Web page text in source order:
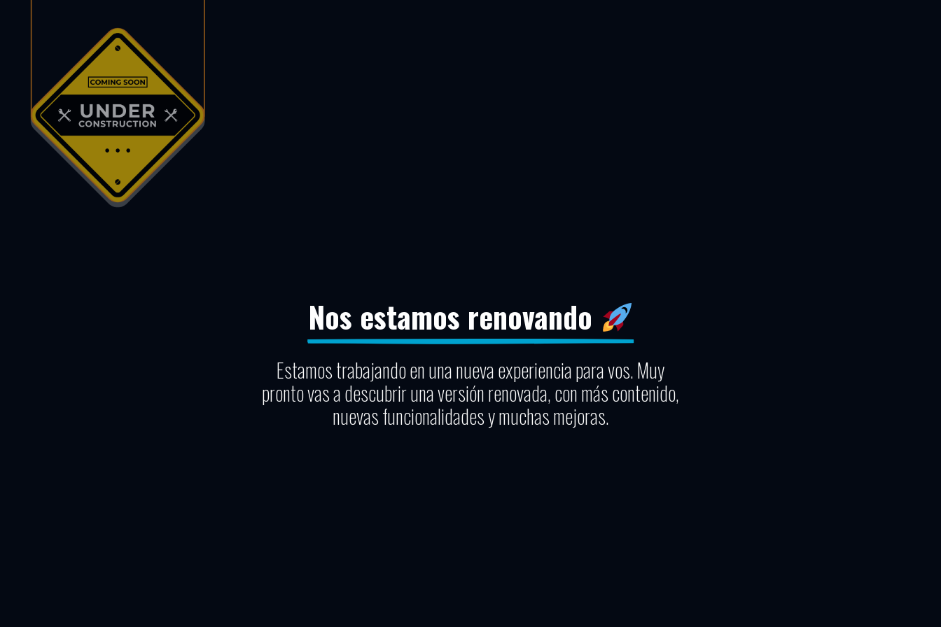
Nos estamos renovando
Estamos trabajando en una nueva experiencia para vos. Muy
pronto vas a descubrir una versión renovada, con más contenido,
nuevas funcionalidades y muchas mejoras.